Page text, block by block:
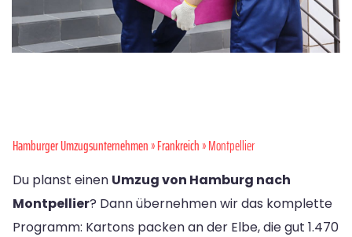
Hamburger Umzugsunternehmen»Frankreich» Montpellier
Du planst einen Umzug von Hamburg nach
Montpellier? Dann übernehmen wir das komplette
Programm: Kartons packen an der Elbe, die gut 1.470